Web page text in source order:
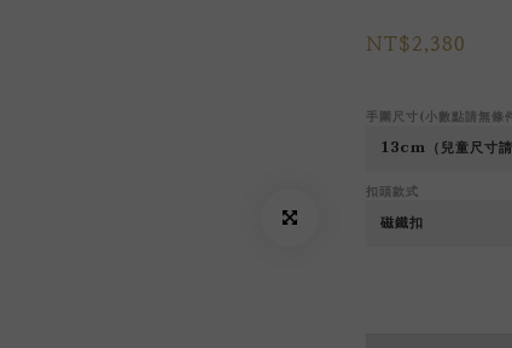
NT$2,380
手圍尺寸(小數點請無條
扣頭款式